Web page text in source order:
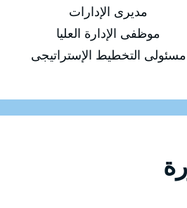
مديرى الإدارات
موظفى الإدارة العليا
مسئولى التخطيط الإستراتيجى